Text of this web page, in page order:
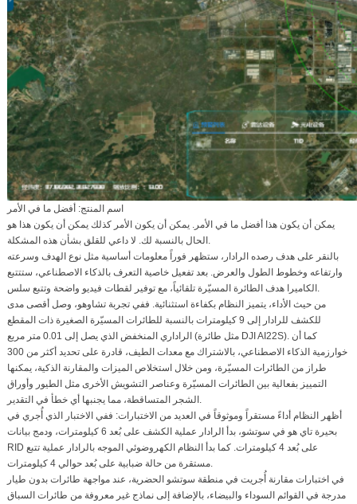
اسم المنتج: أفضل ما في الأمر
يمكن أن يكون هذا أفضل ما في الأمر. يمكن أن يكون الأمر كذلك يمكن أن يكون هذا هو
الحال بالنسبة لك. لا داعي للقلق بشأن هذه المشكلة.
بالنقر على هدف رصده الرادار، ستظهر فوراً معلومات أساسية مثل نوع الهدف وسرعته
وارتفاعه وخطوط الطول والعرض. بعد تفعيل خاصية التعرف بالذكاء الاصطناعي، ستتتبع
الكاميرا هدف الطائرة المسيّرة تلقائياً، مع توفير لقطات فيديو واضحة وتتبع سلس.
من حيث الأداء، يتميز النظام بكفاءة استثنائية. ففي تجربة تشاوهو، وصل أقصى مدى
للكشف للرادار إلى 9 كيلومترات بالنسبة للطائرات المسيّرة الصغيرة ذات المقطع
الراداري المنخفض الذي يصل إلى 0.01 متر مربع (مثل طائرة DJI AI22S). كما أن
خوارزمية الذكاء الاصطناعي، بالاشتراك مع معدات الطيف، قادرة على تحديد أكثر من 300
طراز من الطائرات المسيّرة، ومن خلال استخلاص الميزات والمقارنة الذكية، يمكنها
التمييز بفعالية بين الطائرات المسيّرة وعناصر التشويش الأخرى مثل الطيور وأوراق
الشجر المتساقطة، مما يجنبها أي خطأ في التقدير.
أظهر النظام أداءً مستقراً وموثوقاً في العديد من الاختبارات: ففي الاختبار الذي أُجري في
بحيرة تاي هو في سوتشو، بدأ الرادار عملية الكشف على بُعد 6 كيلومترات، ودمج بيانات
RID على بُعد 4 كيلومترات. كما بدأ النظام الكهروضوئي الموجه بالرادار عملية تتبع
مستقرة من حالة ضبابية على بُعد حوالي 4 كيلومترات.
في اختبارات مقارنة أُجريت في منطقة سوتشو الحضرية، عند مواجهة طائرات بدون طيار
مدرجة في القوائم السوداء والبيضاء، بالإضافة إلى نماذج غير معروفة من طائرات السباق